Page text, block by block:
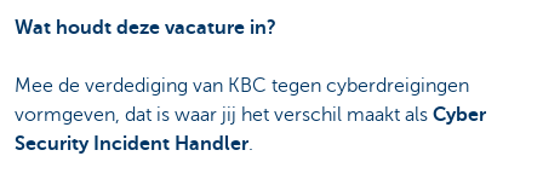
Wat houdt deze vacature in?
Mee de verdediging van KBC tegen cyberdreigingen
vormgeven, dat is waar jij het verschil maakt als Cyber
Security Incident Handler.